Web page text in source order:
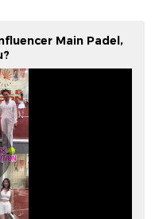
Main Padel,